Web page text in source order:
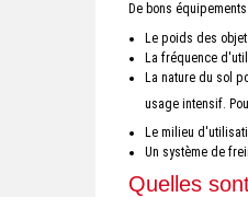
De bons
Le poids des
La fréquence
La nature du sol
usage intensif.
Le milieu
Un système de
Quelles